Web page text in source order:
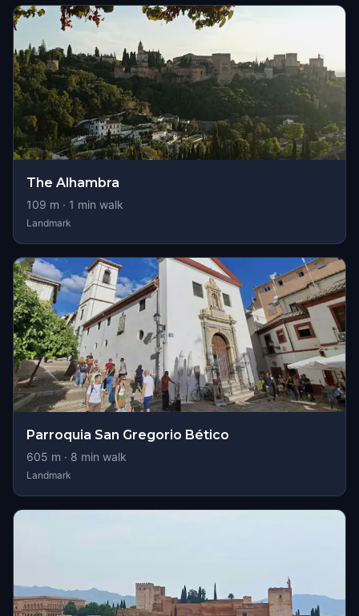
The Alhambra
109 m · 1 min walk
Landmark
Parroquia San Gregorio Bético
605 m · 8 min walk
Landmark